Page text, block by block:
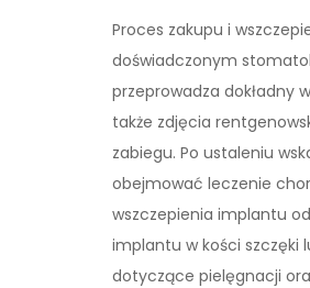
Proces zakupu i
doświadczonym
przeprowadza dokładny
także zdjęcia
zabiegu. Po ustaleniu
obejmować leczenie
wszczepienia implantu
implantu w kości szczęki
dotyczące pielęgnacji